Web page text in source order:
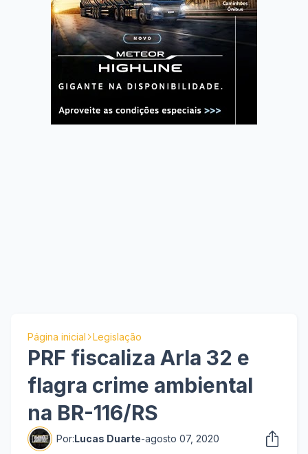
Página inicial Legislação
PRF fiscaliza Arla 32 e
flagra crime ambiental
na BR-116/RS
Por:Lucas Duarte-agosto 07, 2020